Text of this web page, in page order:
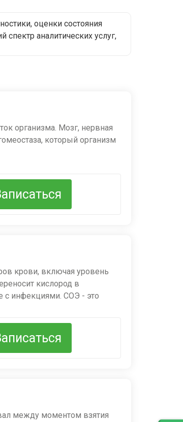
оценки состояния
аналитических услуг,
в области
анализа.
результатов. Наша
точных, своевременных и
организма. Мозг, нервная
который организм
интоксикация,
крови, включая уровень
кислород в
с инфекциями. СОЭ - это
или инфекционных
возможных нарушений.
между моментом взятия